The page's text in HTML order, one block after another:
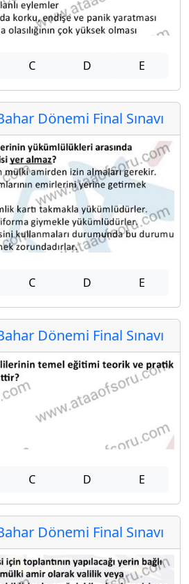
C D E
Dönemi Final Sınavı
C D E
Dönemi Final Sınavı
C D E
Dönemi Final Sınavı